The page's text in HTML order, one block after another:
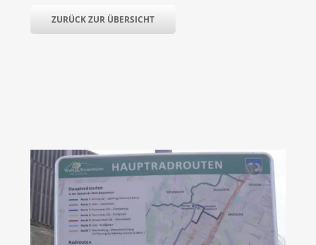
ZURÜCK ZUR ÜBERSICHT